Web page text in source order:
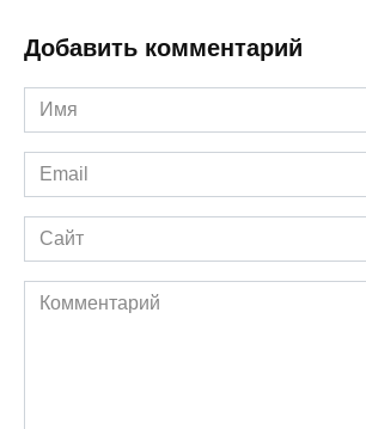
Добавить комментарий
Имя
*
Email
*
Сайт
Комментарий